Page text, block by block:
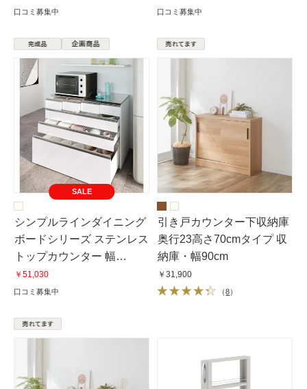
口コミ募集中 口コミ募集中
SALE
シンプルラインダイニング
ボードシリーズ ステンレス
トップカウンター 幅
117.5cm
￥51,030
口コミ募集中
引き戸カウンター下収納庫
奥行23高さ70cmタイプ 収
納庫・幅90cm
￥31,900
（8）